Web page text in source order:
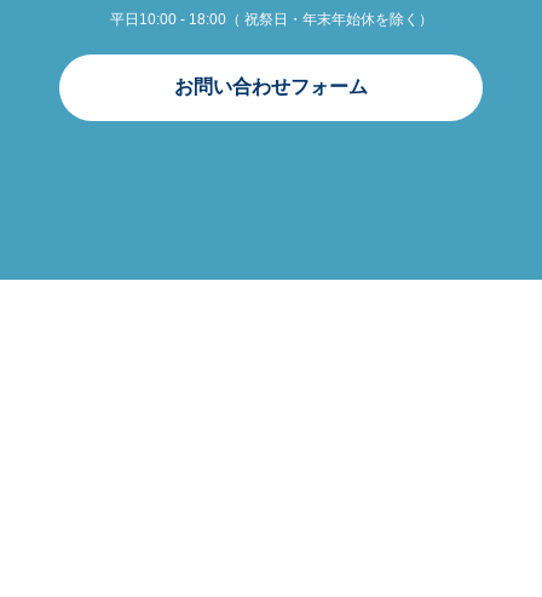
平日10:00 - 18:00（ 祝祭日・年末年始休を除く）
お問い合わせフォーム